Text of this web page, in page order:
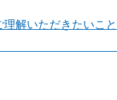
理解いただきたいこと